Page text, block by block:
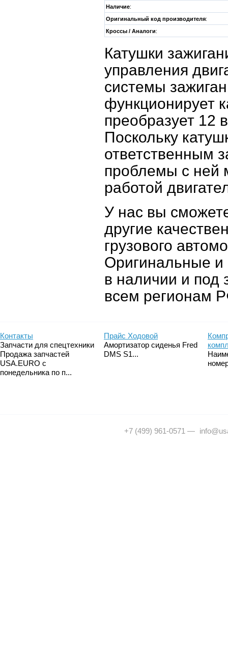
Наличие:
Оригинальный код производителя:
Кроссы / Аналоги:
Катушки
управления
системы
функционирует
преобразует 12
Поскольку
ответственным
проблемы с ней
работой
У нас вы
другие
грузового
Оригинальные и
в наличии и под
всем регионам
Контакты
Запчасти для спецтехники
Продажа запчастей
USA.EURO с
понедельника по п...
Прайс Ходовой
Амортизатор сиденья Fred
DMS S1...
+7 (499) 961-0571 —